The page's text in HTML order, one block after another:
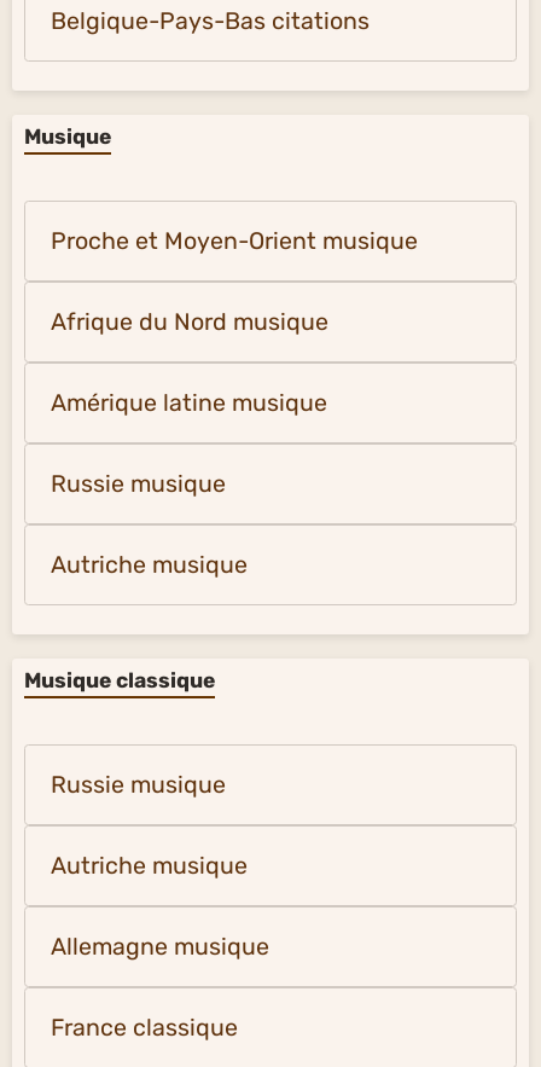
Belgique-Pays-Bas citations
Musique
Proche et Moyen-Orient musique
Afrique du Nord musique
Amérique latine musique
Russie musique
Autriche musique
Musique classique
Russie musique
Autriche musique
Allemagne musique
France classique